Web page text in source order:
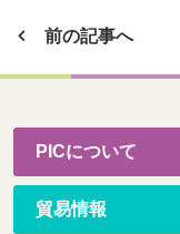
前の記事へ
PICについて
貿易情報